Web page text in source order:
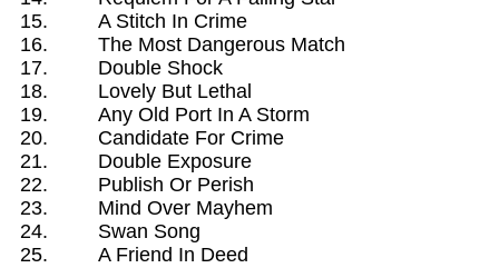
A Stitch In Crime
The Most Dangerous Match
Double Shock
Lovely But Lethal
Any Old Port In A Storm
Candidate For Crime
Double Exposure
Publish Or Perish
Mind Over Mayhem
Swan Song
A Friend In Deed